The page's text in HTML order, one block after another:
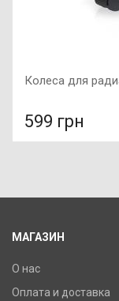
Колеса для
599 грн
МАГАЗИН
О нас
Оплата и доставка